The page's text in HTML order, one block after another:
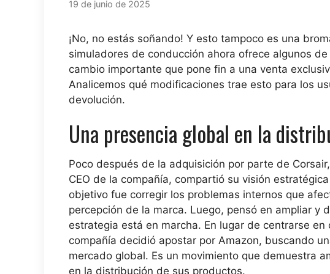
19 de junio de 2025
¡No, no estás soñando! Y esto tampoco es una
simuladores de conducción ahora ofrece algunos
cambio importante que pone fin a una venta
Analicemos qué modificaciones trae esto para los
devolución.
Una presencia global en la
Poco después de la adquisición por parte de
CEO de la compañía, compartió su visión
objetivo fue corregir los problemas internos que
percepción de la marca. Luego, pensó en ampliar
estrategia está en marcha. En lugar de centrarse
compañía decidió apostar por Amazon, buscando
mercado global. Es un movimiento que demuestra
en la distribución de sus productos.